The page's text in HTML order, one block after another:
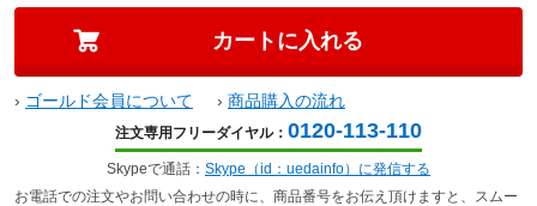
› ゴールド会員について › 商品購入の流れ
注文専用フリーダイヤル： 0120-113-110
Skypeで通話： Skype（id：uedainfo）に発信する
お電話での注文やお問い合わせの時に、商品番号をお伝え頂けますと、スムー